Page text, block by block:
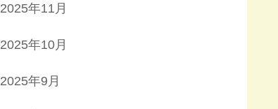
2025年11月
2025年10月
2025年9月